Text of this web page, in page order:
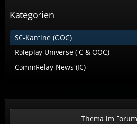
Kategorien
SC-Kantine (OOC)
Roleplay Universe (IC & OOC)
CommRelay-News (IC)
Thema im Forum